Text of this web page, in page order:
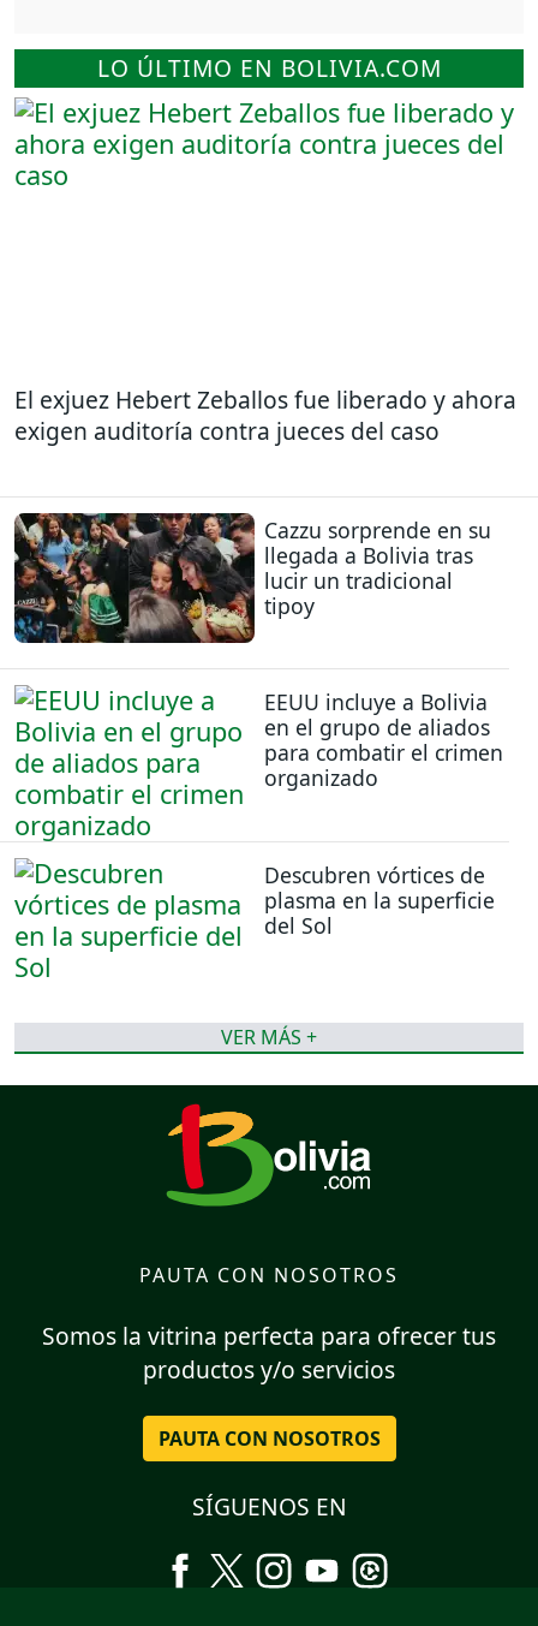
LO ÚLTIMO EN BOLIVIA.COM
El exjuez Hebert Zeballos fue liberado y ahora
exigen auditoría contra jueces del caso
Cazzu sorprende en su
llegada a Bolivia tras
lucir un tradicional
tipoy
EEUU incluye a Bolivia
en el grupo de aliados
para combatir el crimen
organizado
Descubren vórtices de
plasma en la superficie
del Sol
VER MÁS +
PAUTA CON NOSOTROS
Somos la vitrina perfecta para ofrecer tus
productos y/o servicios
PAUTA CON NOSOTROS
SÍGUENOS EN